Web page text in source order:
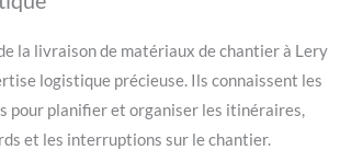
la livraison de matériaux de chantier à Lery
logistique précieuse. Ils connaissent les
pour planifier et organiser les itinéraires,
et les interruptions sur le chantier.